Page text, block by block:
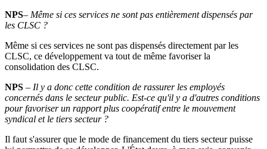
NPS– Même si ces services ne sont pas entièrement dispensés par
les CLSC ?
Même si ces services ne sont pas dispensés directement par les
CLSC, ce développement va tout de même favoriser la
consolidation des CLSC.
NPS – Il y a donc cette condition de rassurer les employés
concernés dans le secteur public. Est-ce qu'il y a d'autres conditions
pour favoriser un rapport plus coopératif entre le mouvement
syndical et le tiers secteur ?
Il faut s'assurer que le mode de financement du tiers secteur puisse